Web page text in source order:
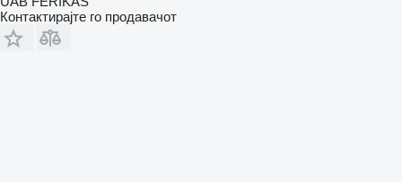
Контактирајте го продавачот